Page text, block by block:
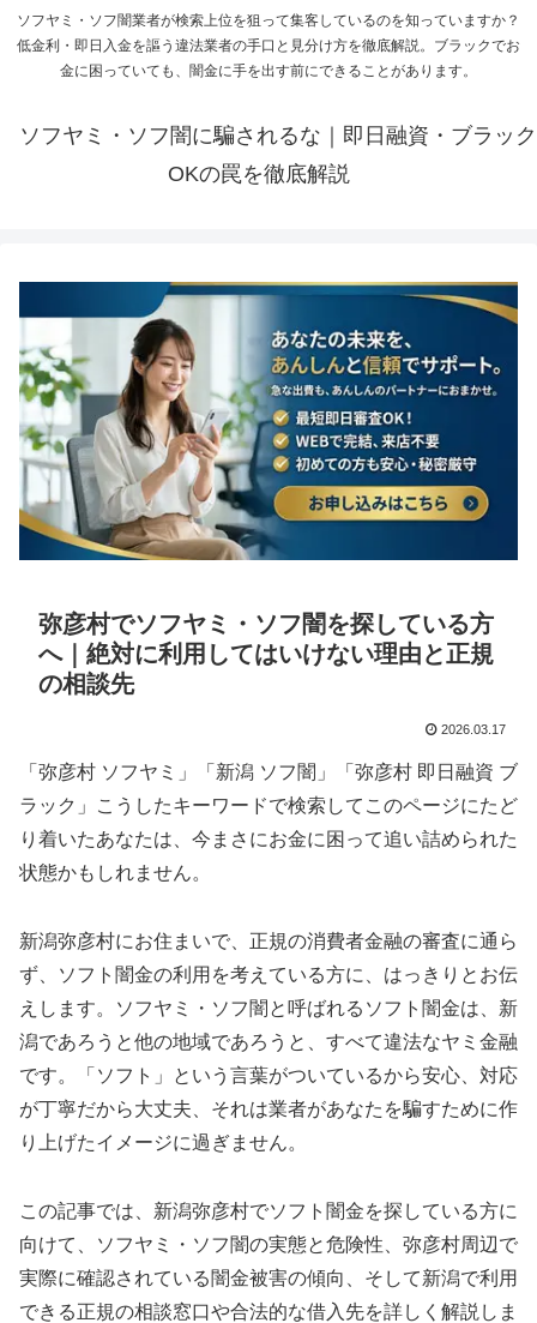
ソフヤミ・ソフ闇業者が検索上位を狙って集客しているのを知っていますか？
低金利・即日入金を謳う違法業者の手口と見分け方を徹底解説。ブラックでお
金に困っていても、闇金に手を出す前にできることがあります。
ソフヤミ・ソフ闇に騙されるな｜即日融資・ブラック
OKの罠を徹底解説
弥彦村でソフヤミ・ソフ闇を探している方
へ｜絶対に利用してはいけない理由と正規
の相談先
2026.03.17
「弥彦村 ソフヤミ」「新潟 ソフ闇」「弥彦村 即日融資 ブ
ラック」こうしたキーワードで検索してこのページにたど
り着いたあなたは、今まさにお金に困って追い詰められた
状態かもしれません。
新潟弥彦村にお住まいで、正規の消費者金融の審査に通ら
ず、ソフト闇金の利用を考えている方に、はっきりとお伝
えします。ソフヤミ・ソフ闇と呼ばれるソフト闇金は、新
潟であろうと他の地域であろうと、すべて違法なヤミ金融
です。「ソフト」という言葉がついているから安心、対応
が丁寧だから大丈夫、それは業者があなたを騙すために作
り上げたイメージに過ぎません。
この記事では、新潟弥彦村でソフト闇金を探している方に
向けて、ソフヤミ・ソフ闇の実態と危険性、弥彦村周辺で
実際に確認されている闇金被害の傾向、そして新潟で利用
できる正規の相談窓口や合法的な借入先を詳しく解説しま